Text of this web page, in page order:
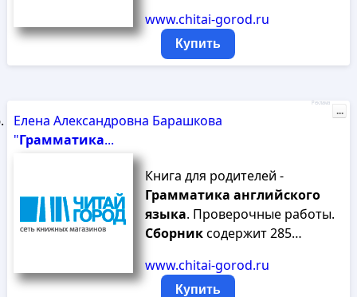
www.chitai-gorod.ru
Купить
Елена Александровна Барашкова
"Грамматика...
Книга для родителей -
Грамматика английского
языка. Проверочные работы.
Сборниксодержит 285…
www.chitai-gorod.ru
Купить
Реклама
...